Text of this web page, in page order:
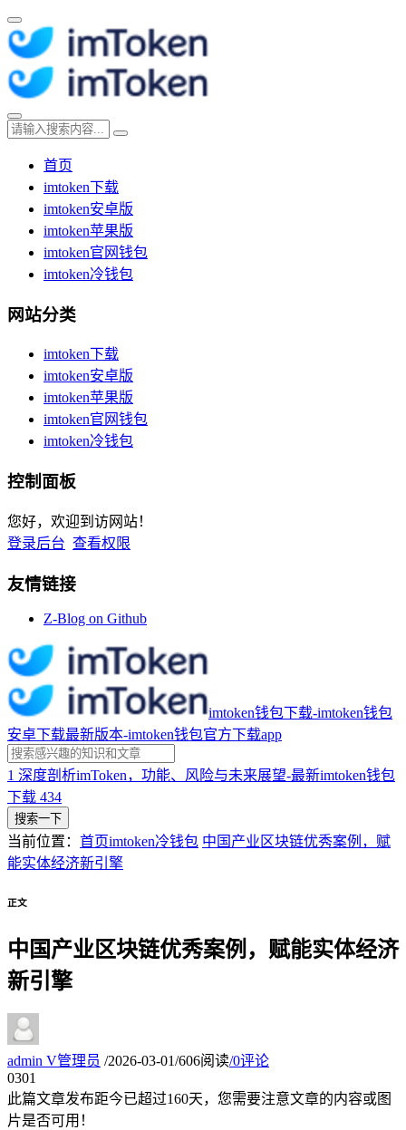
首页
imtoken下载
imtoken安卓版
imtoken苹果版
imtoken官网钱包
imtoken冷钱包
网站分类
imtoken下载
imtoken安卓版
imtoken苹果版
imtoken官网钱包
imtoken冷钱包
控制面板
您好，欢迎到访网站！
登录后台 查看权限
友情链接
Z-Blog on Github
imtoken钱包下载-imtoken钱包
安卓下载最新版本-imtoken钱包官方下载app
1 深度剖析imToken，功能、风险与未来展望-最新imtoken钱包
下载 434
搜索一下
当前位置： 首页imtoken冷钱包 中国产业区块链优秀案例，赋
能实体经济新引擎
正文
中国产业区块链优秀案例，赋能实体经济
新引擎
admin V管理员 /2026-03-01/606阅读/0评论
0301
此篇文章发布距今已超过160天，您需要注意文章的内容或图
片是否可用！